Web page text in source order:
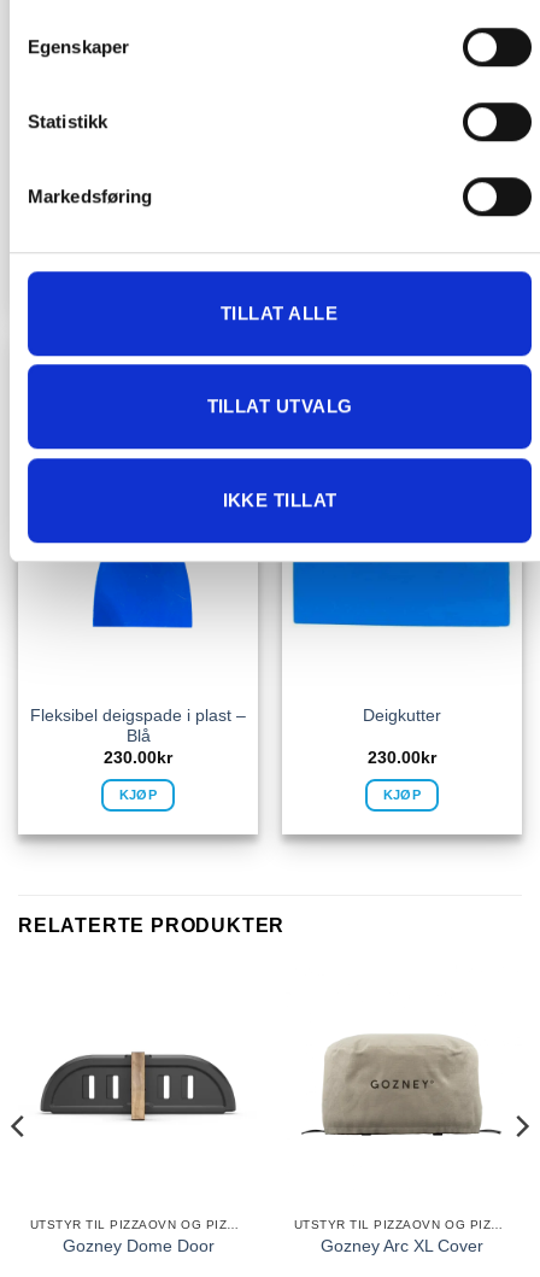
Egenskaper
Statistikk
Markedsføring
TILLAT ALLE
TILLAT UTVALG
IKKE TILLAT
Gozney Dome Neapolitan
Arch & Flue Extension
Gozney Dome Mantle
Fleksibel deigspade i plast –
Blå
230.00 kr
KJØP
Deigkutter
230.00 kr
KJØP
RELATERTE PRODUKTER
Gozney Dome Door Gozney Arc XL Cover